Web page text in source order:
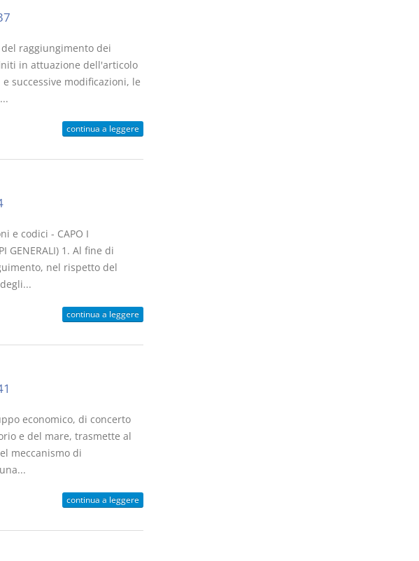
del raggiungimento dei
in attuazione dell'articolo
successive modificazioni, le
continua a leggere
e codici - CAPO I
GENERALI) 1. Al fine di
nel rispetto del
continua a leggere
economico, di concerto
e del mare, trasmette al
meccanismo di
continua a leggere